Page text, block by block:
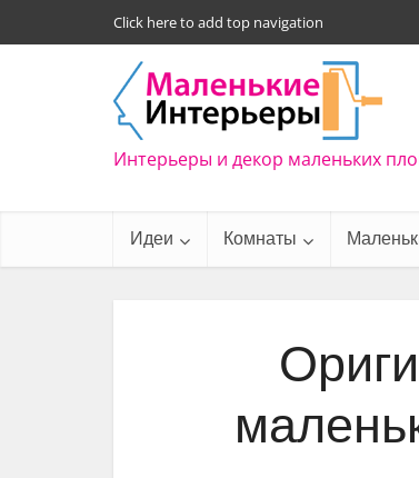
Click here to add top navigation
Интерьеры и декор маленьких
Идеи Комнаты